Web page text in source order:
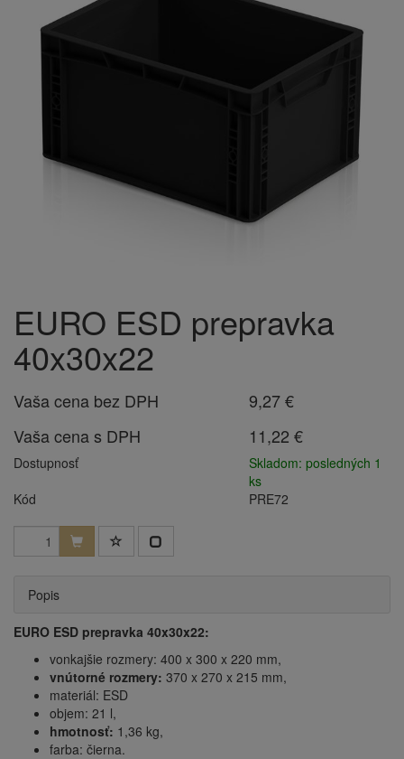
EURO ESD prepravka
40x30x22
Vaša cena bez DPH
9,27 €
Vaša cena s DPH
11,22 €
Dostupnosť
Skladom: posledných 1
ks
Kód
PRE72
Popis
EURO ESD prepravka 40x30x22:
vonkajšie rozmery: 400 x 300 x 220 mm,
vnútorné rozmery: 370 x 270 x 215 mm,
materiál: ESD
objem: 21 l,
hmotnosť: 1,36 kg,
farba: čierna.